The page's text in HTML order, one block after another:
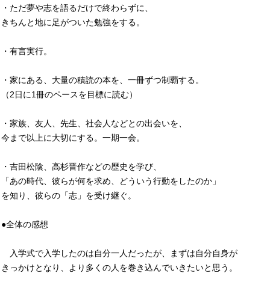
・ただ夢や志を語るだけで終わらずに、
きちんと地に足がついた勉強をする。
・有言実行。
・家にある、大量の積読の本を、一冊ずつ制覇する。
（2日に1冊のペースを目標に読む）
・家族、友人、先生、社会人などとの出会いを、
今まで以上に大切にする。一期一会。
・吉田松陰、高杉晋作などの歴史を学び、
「あの時代、彼らが何を求め、どういう行動をしたのか」
を知り、彼らの「志」を受け継ぐ。
●全体の感想
入学式で入学したのは自分一人だったが、まずは自分自身が
きっかけとなり、より多くの人を巻き込んでいきたいと思う。